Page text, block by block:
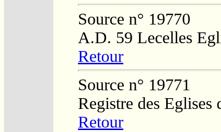
Source n° 19770
A.D. 59 Lecelles
Retour
Source n° 19771
Registre des Eglises
Retour